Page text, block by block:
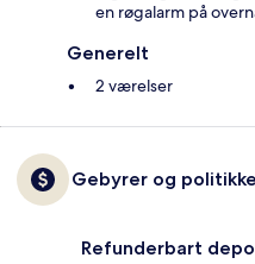
en røgalarm på
Generelt
2 værelser
Gebyrer og
Refunderbart